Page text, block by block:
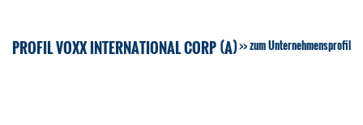
PROFIL VOXX INTERNATIONAL CORP (A) zum Unternehmensprofil